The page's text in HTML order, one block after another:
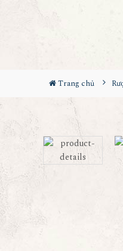
Trang chủ